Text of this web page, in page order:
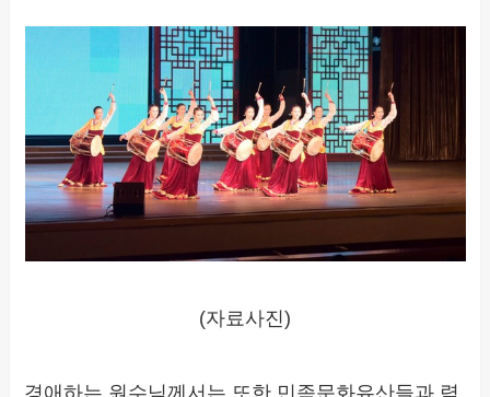
(자료사진)
경애하는 원수님께서는 또한 민족문화유산들과 력